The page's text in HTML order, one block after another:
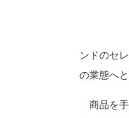
ンドのセ
の業態へ
商品を手